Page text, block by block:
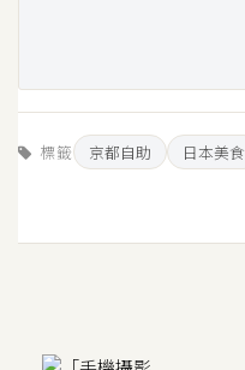
標籤 京都自助 日本美食